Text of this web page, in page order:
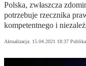
Polska, zwłaszcza
potrzebuje rzecznika
kompetentnego i
Aktualizacja: 15.04.2021 18:37